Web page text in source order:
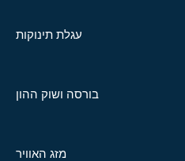
עגלת תינוקות
בורסה ושוק ההון
מזג האוויר